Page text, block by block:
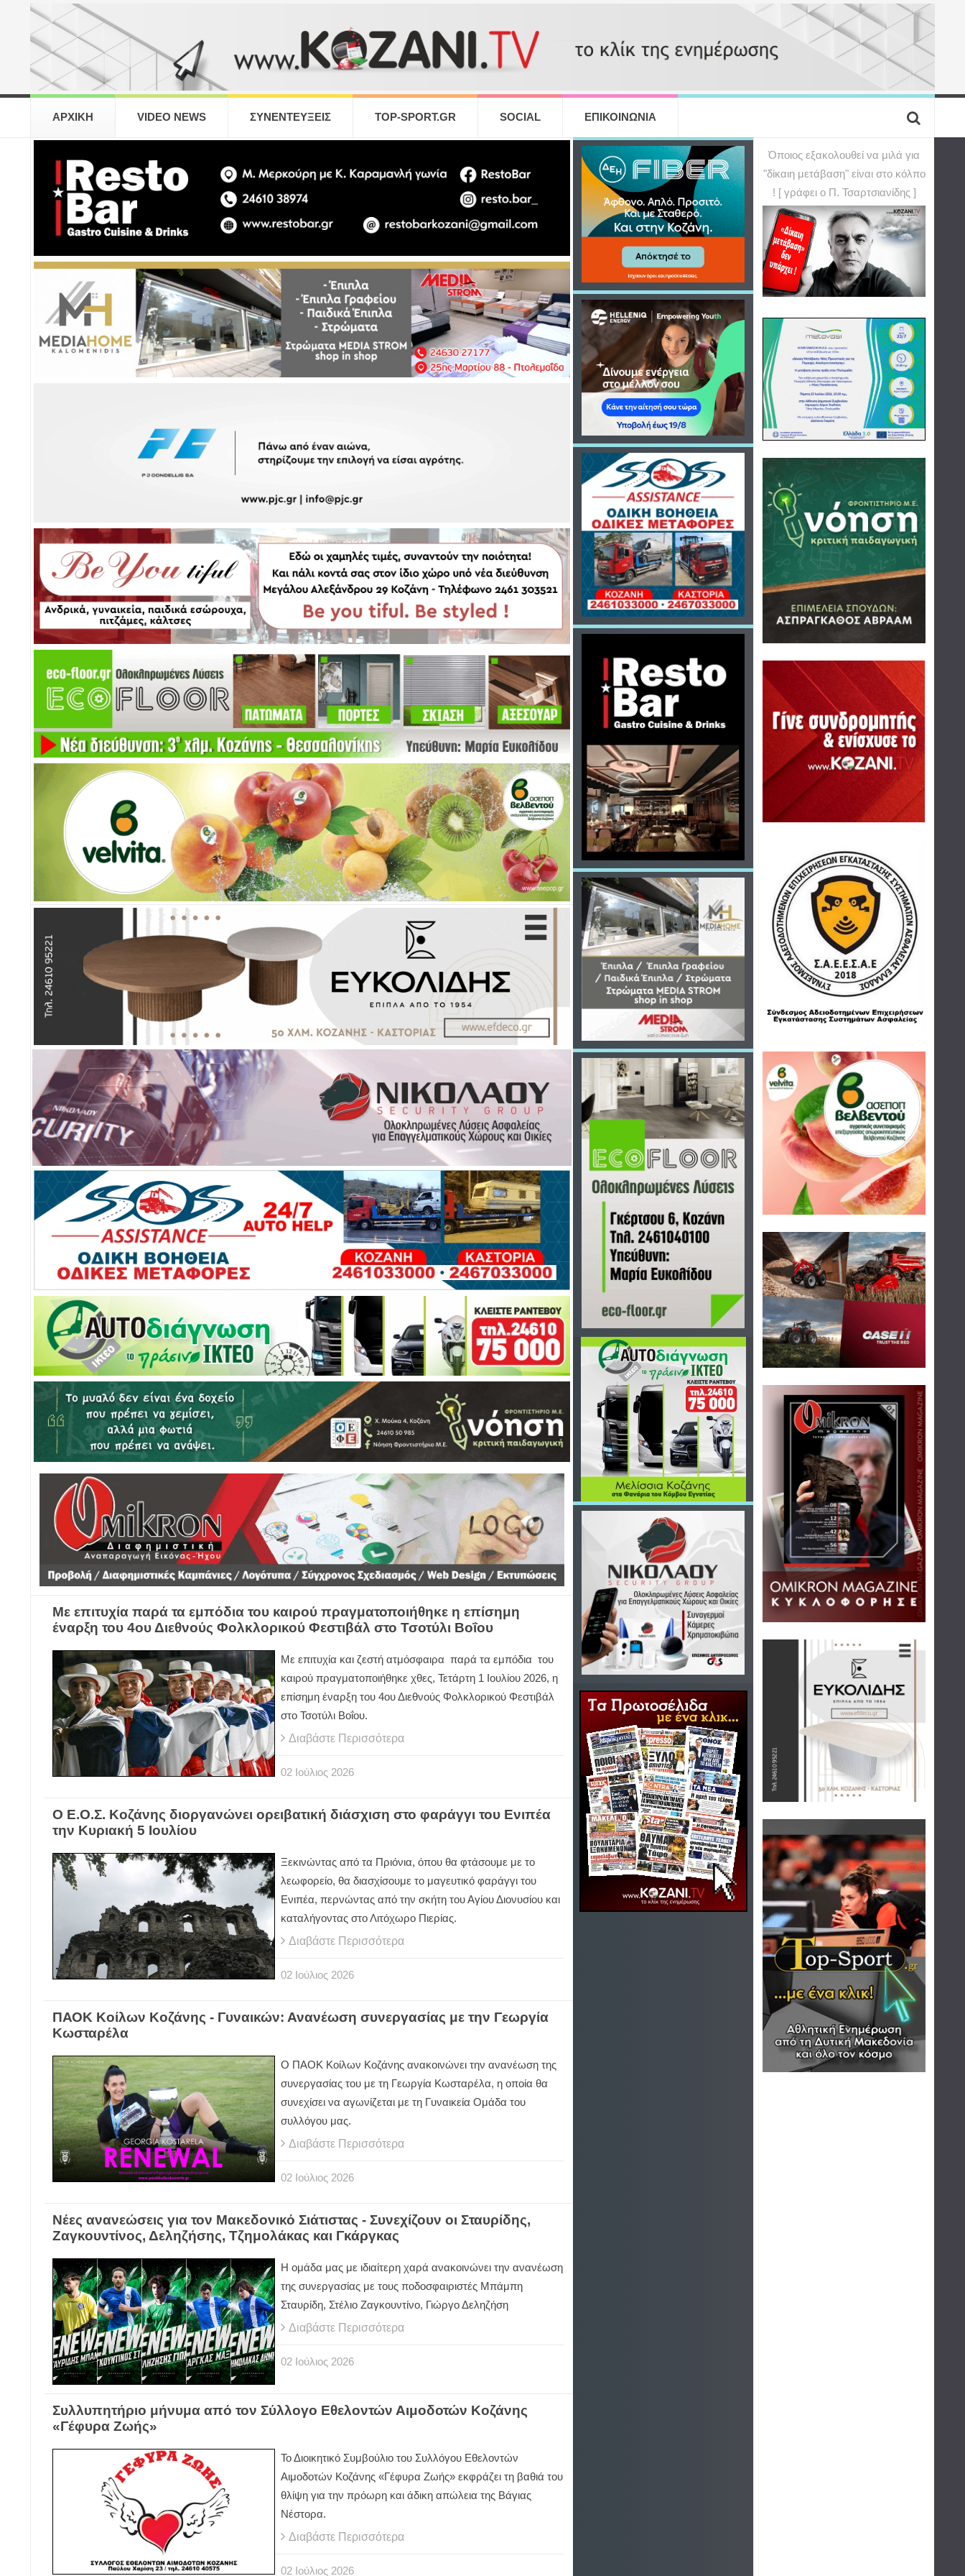
ΑΡΧΙΚΗ VIDEO NEWS ΣΥΝΕΝΤΕΥΞΕΙΣ TOP-SPORT.GR SOCIAL ΕΠΙΚΟΙΝΩΝΙΑ
Με επιτυχία παρά τα εμπόδια του καιρού πραγματοποιήθηκε η επίσημη
έναρξη του 4ου Διεθνούς Φολκλορικού Φεστιβάλ στο Τσοτύλι Βοΐου
Με επιτυχία και ζεστή ατμόσφαιρα παρά τα εμπόδια του
καιρού πραγματοποιήθηκε χθες, Τετάρτη 1 Ιουλίου 2026, η
επίσημη έναρξη του 4ου Διεθνούς Φολκλορικού Φεστιβάλ
στο Τσοτύλι Βοΐου.
Διαβάστε Περισσότερα
02 Ιούλιος 2026
Ο Ε.Ο.Σ. Κοζάνης διοργανώνει ορειβατική διάσχιση στο φαράγγι του Ενιπέα
την Κυριακή 5 Ιουλίου
Ξεκινώντας από τα Πριόνια, όπου θα φτάσουμε με το
λεωφορείο, θα διασχίσουμε το μαγευτικό φαράγγι του
Ενιπέα, περνώντας από την σκήτη του Αγίου Διονυσίου και
καταλήγοντας στο Λιτόχωρο Πιερίας.
Διαβάστε Περισσότερα
02 Ιούλιος 2026
ΠΑΟΚ Κοίλων Κοζάνης - Γυναικών: Ανανέωση συνεργασίας με την Γεωργία
Κωσταρέλα
Ο ΠΑΟΚ Κοίλων Κοζάνης ανακοινώνει την ανανέωση της
συνεργασίας του με τη Γεωργία Κωσταρέλα, η οποία θα
συνεχίσει να αγωνίζεται με τη Γυναικεία Ομάδα του
συλλόγου μας.
Διαβάστε Περισσότερα
02 Ιούλιος 2026
Νέες ανανεώσεις για τον Μακεδονικό Σιάτιστας - Συνεχίζουν οι Σταυρίδης,
Ζαγκουντίνος, Δεληζήσης, Τζημολάκας και Γκάργκας
Η ομάδα μας με ιδιαίτερη χαρά ανακοινώνει την ανανέωση
της συνεργασίας με τους ποδοσφαιριστές Μπάμπη
Σταυρίδη, Στέλιο Ζαγκουντίνο, Γιώργο Δεληζήση
Διαβάστε Περισσότερα
02 Ιούλιος 2026
Συλλυπητήριο μήνυμα από τον Σύλλογο Εθελοντών Αιμοδοτών Κοζάνης
«Γέφυρα Ζωής»
Το Διοικητικό Συμβούλιο του Συλλόγου Εθελοντών
Αιμοδοτών Κοζάνης «Γέφυρα Ζωής» εκφράζει τη βαθιά του
θλίψη για την πρόωρη και άδικη απώλεια της Βάγιας
Νέστορα.
Διαβάστε Περισσότερα
02 Ιούλιος 2026
Όποιος εξακολουθεί να μιλά για
"δίκαιη μετάβαση" είναι στο κόλπο
! [ γράφει ο Π. Τσαρτσιανίδης ]